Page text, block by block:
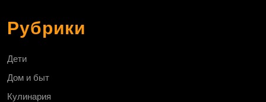
Рубрики
Дети
Дом и быт
Кулинария